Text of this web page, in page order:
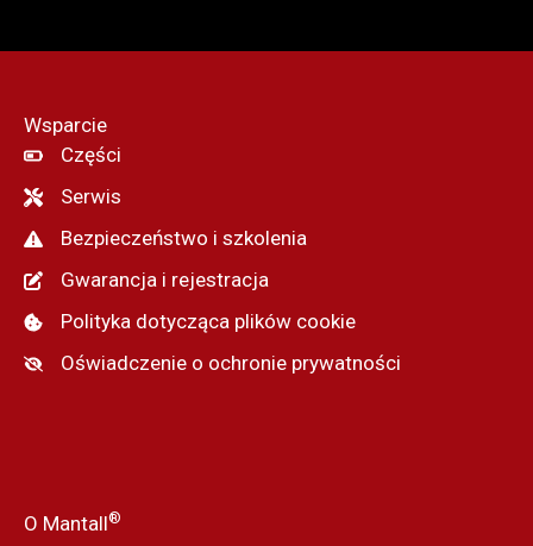
Wsparcie
Części
Serwis
Bezpieczeństwo i szkolenia
Gwarancja i rejestracja
Polityka dotycząca plików cookie
Oświadczenie o ochronie prywatności
O Mantall®